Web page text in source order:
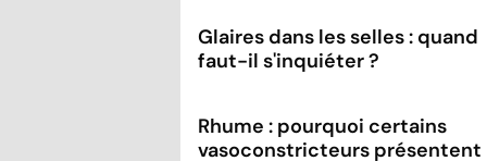
Glaires dans les selles : quand
faut-il s'inquiéter ?
Rhume : pourquoi certains
vasoconstricteurs présentent